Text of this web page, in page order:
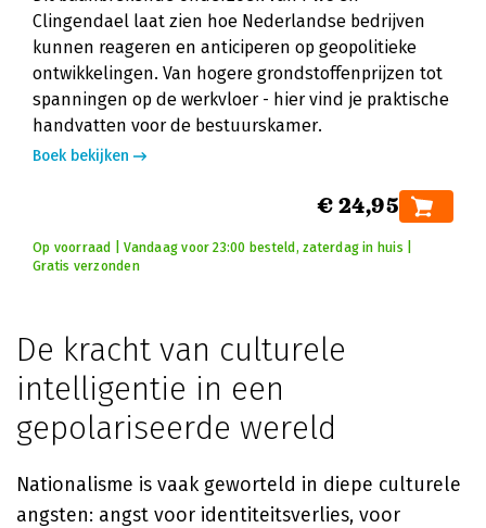
Clingendael laat zien hoe Nederlandse bedrijven
kunnen reageren en anticiperen op geopolitieke
ontwikkelingen. Van hogere grondstoffenprijzen tot
spanningen op de werkvloer - hier vind je praktische
handvatten voor de bestuurskamer.
Boek bekijken
€ 24,95
Op voorraad | Vandaag voor 23:00 besteld, zaterdag in huis |
Gratis verzonden
De kracht van culturele
intelligentie in een
gepolariseerde wereld
Nationalisme is vaak geworteld in diepe culturele
angsten: angst voor identiteitsverlies, voor